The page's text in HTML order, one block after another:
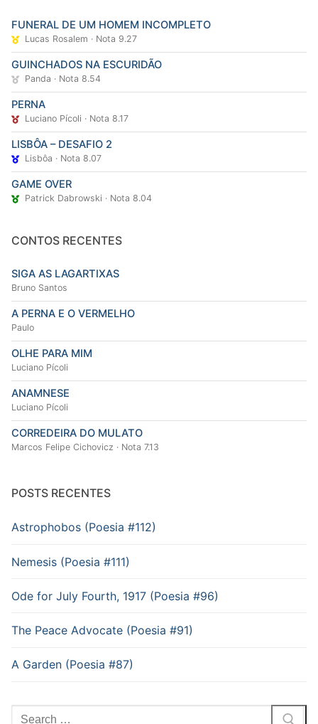
FUNERAL DE UM HOMEM INCOMPLETO
Lucas Rosalem · Nota 9.27
GUINCHADOS NA ESCURIDÃO
Panda · Nota 8.54
PERNA
Luciano Pícoli · Nota 8.17
LISBÔA – DESAFIO 2
Lisbôa · Nota 8.07
GAME OVER
Patrick Dabrowski · Nota 8.04
CONTOS RECENTES
SIGA AS LAGARTIXAS
Bruno Santos
A PERNA E O VERMELHO
Paulo
OLHE PARA MIM
Luciano Pícoli
ANAMNESE
Luciano Pícoli
CORREDEIRA DO MULATO
Marcos Felipe Cichovicz · Nota 7.13
POSTS RECENTES
Astrophobos (Poesia #112)
Nemesis (Poesia #111)
Ode for July Fourth, 1917 (Poesia #96)
The Peace Advocate (Poesia #91)
A Garden (Poesia #87)
Pesquisar